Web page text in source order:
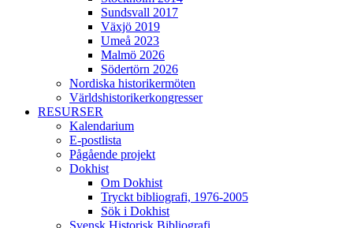
Sundsvall 2017
Växjö 2019
Umeå 2023
Malmö 2026
Södertörn 2026
Nordiska historikermöten
Världshistorikerkongresser
RESURSER
Kalendarium
E-postlista
Pågående projekt
Dokhist
Om Dokhist
Tryckt bibliografi, 1976-2005
Sök i Dokhist
Svensk Historisk Bibliografi